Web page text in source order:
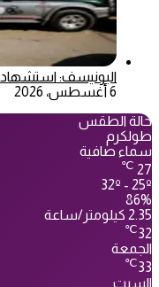
اليونيسف: استشهاد 300 طفل منذ وقف إطلاق النار في غزة
6 أغسطس، 2026
حالة الطقس
طولكرم
سماء صافية
27
℃
32º - 25º
86%
2.35 كيلومتر/ساعة
32
℃
الجمعة
33
℃
السبت